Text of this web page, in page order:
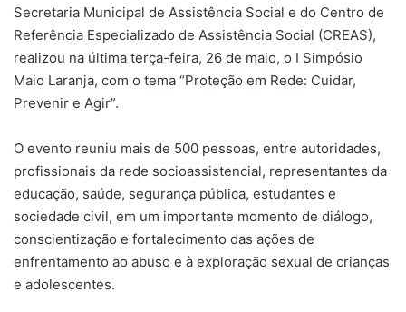
Secretaria Municipal de Assistência Social e do Centro de
Referência Especializado de Assistência Social (CREAS),
realizou na última terça-feira, 26 de maio, o I Simpósio
Maio Laranja, com o tema “Proteção em Rede: Cuidar,
Prevenir e Agir”.
O evento reuniu mais de 500 pessoas, entre autoridades,
profissionais da rede socioassistencial, representantes da
educação, saúde, segurança pública, estudantes e
sociedade civil, em um importante momento de diálogo,
conscientização e fortalecimento das ações de
enfrentamento ao abuso e à exploração sexual de crianças
e adolescentes.